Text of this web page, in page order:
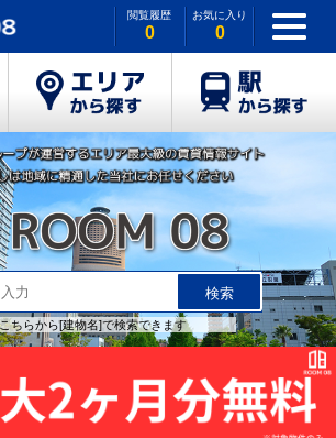
閲覧履歴
0
お気に入り
0
検索
ちらから[建物名]で検索できます